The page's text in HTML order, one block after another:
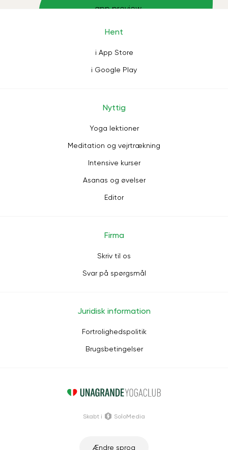
Hent
i App Store
i Google Play
Nyttig
Yoga lektioner
Meditation og vejrtrækning
Intensive kurser
Asanas og øvelser
Editor
Firma
Skriv til os
Svar på spørgsmål
Juridisk information
Fortrolighedspolitik
Brugsbetingelser
Ændre sprog
Skabt i SoloMedia